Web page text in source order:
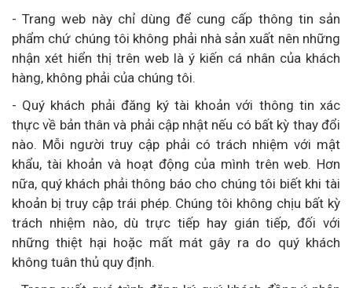
- Trang web này chỉ dùng để cung cấp thông tin sản
phẩm chứ chúng tôi không phải nhà sản xuất nên những
nhận xét hiển thị trên web là ý kiến cá nhân của khách
hàng, không phải của chúng tôi.
- Quý khách phải đăng ký tài khoản với thông tin xác
thực về bản thân và phải cập nhật nếu có bất kỳ thay đổi
nào. Mỗi người truy cập phải có trách nhiệm với mật
khẩu, tài khoản và hoạt động của mình trên web. Hơn
nữa, quý khách phải thông báo cho chúng tôi biết khi tài
khoản bị truy cập trái phép. Chúng tôi không chịu bất kỳ
trách nhiệm nào, dù trực tiếp hay gián tiếp, đối với
những thiệt hại hoặc mất mát gây ra do quý khách
không tuân thủ quy định.